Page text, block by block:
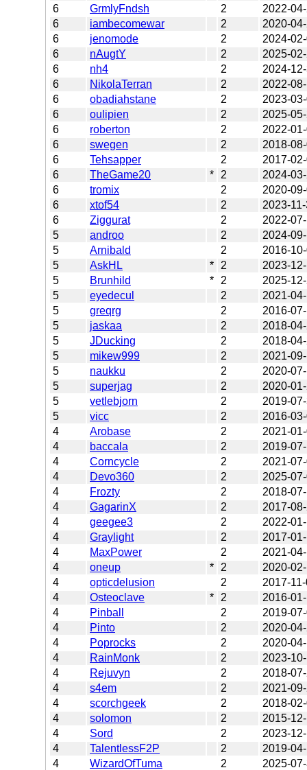
6
GrmlyFndsh 2
2022-
6
iambecomewar 2
2020-
6
jenomode 2
2024-
6
nAugtY 2
2025-
6
nh4 2
2024-
6
NikolaTerran 2
2022-
6
obadiahstane 2
2023-
6
oulipien 2
2025-
6
roberton 2
2022-
6
swegen 2
2018-
6
Tehsapper 2
2017-
6
TheGame20 * 2
2024-
6
tromix 2
2020-
6
xtof54 2
2023-
6
Ziggurat 2
2022-
5
androo 2
2024-
5
Arnibald 2
2016-
5
AskHL * 2
2023-
5
Brunhild * 2
2025-
5
eyedecul 2
2021-
5
greqrg 2
2016-
5
jaskaa 2
2018-
5
JDucking 2
2018-
5
mikew999 2
2021-
5
naukku 2
2020-
5
superjag 2
2020-
5
vetlebjorn 2
2019-
5
vicc 2
2016-
4
Arobase 2
2021-
4
baccala 2
2019-
4
Corncycle 2
2021-
4
Devo360 2
2025-
4
Frozty 2
2018-
4
GagarinX 2
2017-
4
geegee3 2
2022-
4
Graylight 2
2017-
4
MaxPower 2
2021-
4
oneup * 2
2020-
4
opticdelusion 2
2017-
4
Osteoclave * 2
2016-
4
Pinball 2
2019-
4
Pinto 2
2020-
4
Poprocks 2
2020-
4
RainMonk 2
2023-
4
Rejuvyn 2
2018-
4
s4em 2
2021-
4
scorchgeek 2
2018-
4
solomon 2
2015-
4
Sord 2
2023-
4
TalentlessF2P 2
2019-
4
WizardOfTuma 2 2025-